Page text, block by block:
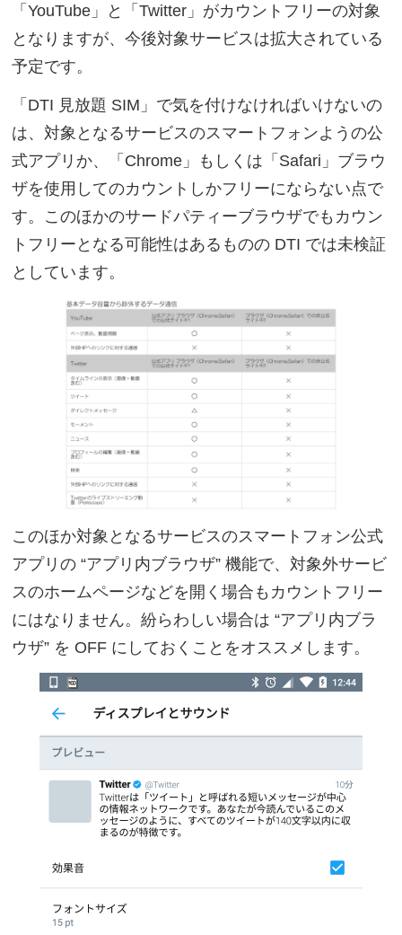
「YouTube」と「Twitter」がカウントフリーの対象
となりますが、今後対象サービスは拡大されている
予定です。
「DTI 見放題 SIM」で気を付けなければいけないの
は、対象となるサービスのスマートフォンようの公
式アプリか、「Chrome」もしくは「Safari」ブラウ
ザを使用してのカウントしかフリーにならない点で
す。このほかのサードパティーブラウザでもカウン
トフリーとなる可能性はあるものの DTI では未検証
としています。
このほか対象となるサービスのスマートフォン公式
アプリの “アプリ内ブラウザ” 機能で、対象外サービ
スのホームページなどを開く場合もカウントフリー
にはなりません。紛らわしい場合は “アプリ内ブラ
ウザ” を OFF にしておくことをオススメします。